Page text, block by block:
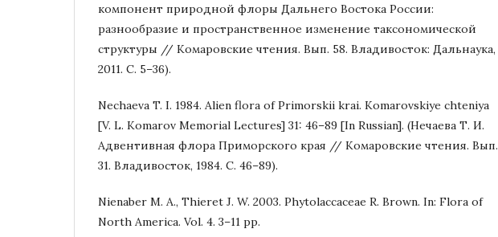
компонент природной флоры Дальнего Востока России:
разнообразие и пространственное изменение таксономической
структуры // Комаровские чтения. Вып. 58. Владивосток: Дальнаука,
2011. С. 5–36).
Nechaeva T. I. 1984. Alien flora of Primorskii krai. Komarovskiye chteniya
[V. L. Komarov Memorial Lectures] 31: 46–89 [In Russian]. (Нечаева Т. И.
Адвентивная флора Приморского края // Комаровские чтения. Вып.
31. Владивосток, 1984. С. 46–89).
Nienaber M. A., Thieret J. W. 2003. Phytolaccaceae R. Brown. In: Flora of
North America. Vol. 4. 3–11 pp.